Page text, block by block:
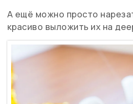
А ещё можно просто
красиво выложить их на